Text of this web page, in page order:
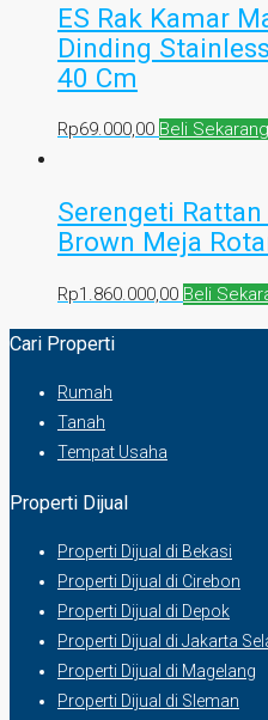
ES Rak Kamar
Dinding
40 Cm
Rp69.000,00 Beli Sekarang
Serengeti
Brown Meja
Rp1.860.000,00 Beli
Cari Properti
Rumah
Tanah
Tempat Usaha
Properti Dijual
Properti Dijual di Bekasi
Properti Dijual di Cirebon
Properti Dijual di Depok
Properti Dijual di Jakarta
Properti Dijual di Magelang
Properti Dijual di Sleman